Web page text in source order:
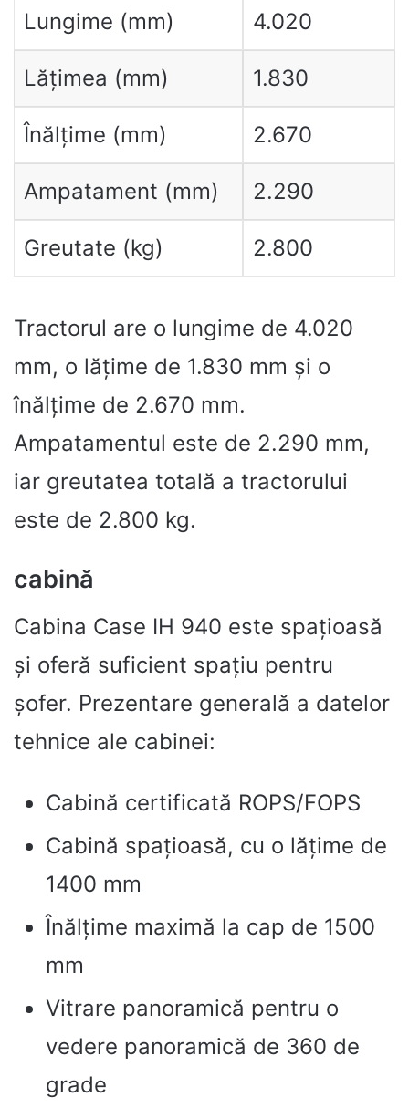
Lungime (mm) 4.020
Lățimea (mm) 1.830
Înălțime (mm) 2.670
Ampatament (mm) 2.290
Greutate (kg) 2.800
Tractorul are o lungime de 4.020
mm, o lățime de 1.830 mm și o
înălțime de 2.670 mm.
Ampatamentul este de 2.290 mm,
iar greutatea totală a tractorului
este de 2.800 kg.
cabină
Cabina Case IH 940 este spațioasă
și oferă suficient spațiu pentru
șofer. Prezentare generală a datelor
tehnice ale cabinei:
Cabină certificată ROPS/FOPS
Cabină spațioasă, cu o lățime de
1400 mm
Înălțime maximă la cap de 1500
mm
Vitrare panoramică pentru o
vedere panoramică de 360 ​​de
grade